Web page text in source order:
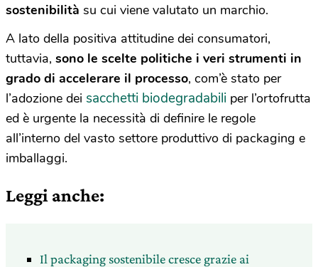
sostenibilità su cui viene valutato un marchio.
A lato della positiva attitudine dei consumatori,
tuttavia, sono le scelte politiche i veri strumenti in
grado di accelerare il processo, com’è stato per
l’adozione dei sacchetti biodegradabili per l’ortofrutta
ed è urgente la necessità di definire le regole
all’interno del vasto settore produttivo di packaging e
imballaggi.
Leggi anche:
Il packaging sostenibile cresce grazie ai